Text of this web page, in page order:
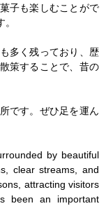
子も楽しむことがで
多く残っており、歴
策することで、昔の
です。ぜひ足を運ん
by beautiful
clear streams, and
attracting visitors
been an important